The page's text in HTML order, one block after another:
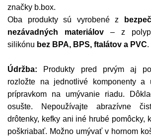
značky b.box.
Oba produkty sú vyrobené z
nezávadných materiálov – z
silikónu bez BPA, BPS, ftalátov a PVC.
Údržba: Produkty pred prvým aj
rozložte na jednotlivé komponenty
prípravkom na umývanie riadu.
osušte. Nepoužívajte abrazívne
drôtenky, kefky ani iné hrubé pomôcky,
poškriabať. Možno umývať v hornom